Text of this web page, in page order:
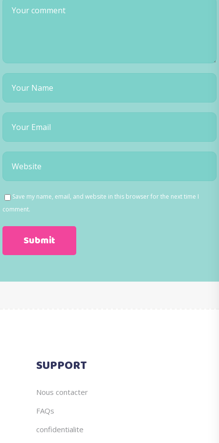
Save my name, email, and website in this browser for the next time I
comment.
SUPPORT
Nous contacter
FAQs
confidentialite